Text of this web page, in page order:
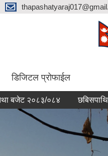
डिजिटल प्रोफाईल
२०८३/०८४ छबिसपाथिभेरा